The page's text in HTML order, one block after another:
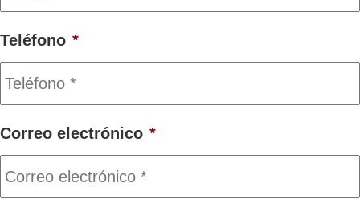
Teléfono *
Correo electrónico *